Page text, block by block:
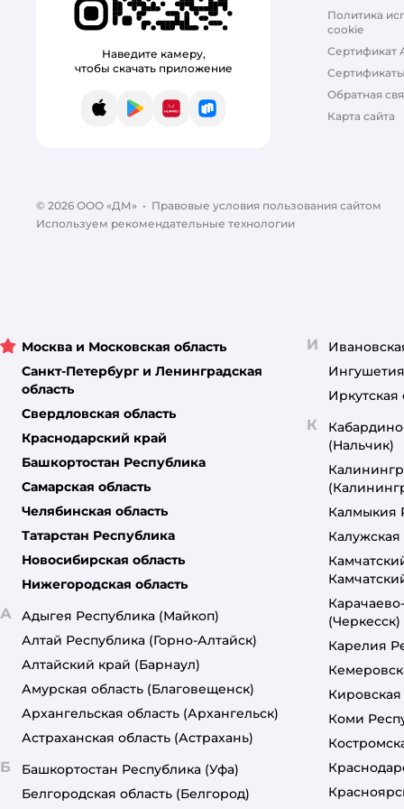
при заболеваниях печени
при заболеваниях почек
при заболеваниях суставов
Наведите камеру,
чтобы скачать приложение
App StoreGoogle Play
AppGallery
RuStore
Политика
cookie
Сертификат
Сертификаты
Обратная
Карта сайта
© 2026 ООО «ДМ» • Правовые условия пользования сайтом
Используем рекомендательные технологии
Москва и Московская область
Санкт-Петербург и Ленинградская
область
Свердловская область
Краснодарский край
Башкортостан Республика
Самарская область
Челябинская область
Татарстан Республика
Новосибирская область
Нижегородская область
А Адыгея Республика (Майкоп)
Алтай Республика (Горно-Алтайск)
Алтайский край (Барнаул)
Амурская область (Благовещенск)
Архангельская область (Архангельск)
Астраханская область (Астрахань)
Б Башкортостан Республика (Уфа)
Белгородская область (Белгород)
И
Иркутская
К
(Нальчик)
Калмыкия
Калужская
(Черкесск)
Карелия
Кировская
Коми